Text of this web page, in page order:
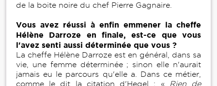
de la boite noire du chef Pierre Gagnaire.
Vous avez réussi à enfin emmener la cheffe
Hélène Darroze en finale, est-ce que vous
l'avez senti aussi déterminée que vous ?
La cheffe Hélène Darroze est en général, dans sa
vie, une femme déterminée ; sinon elle n'aurait
jamais eu le parcours qu'elle a. Dans ce métier,
comme le dit la citation d'Hegel : «
Rien de